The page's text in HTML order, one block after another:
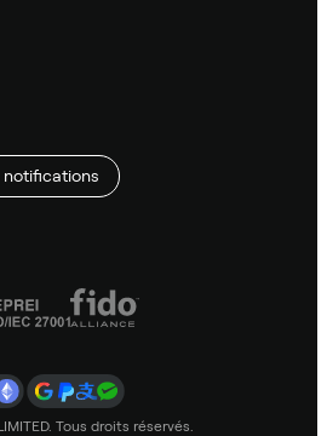
notifications
Tous droits réservés.